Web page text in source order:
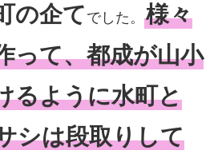
の企て でした。 様々
って、都成が山小
るように水町と
シは段取りして